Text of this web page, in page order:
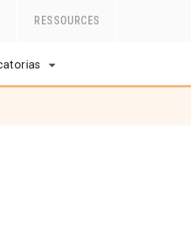
RESSOURCES